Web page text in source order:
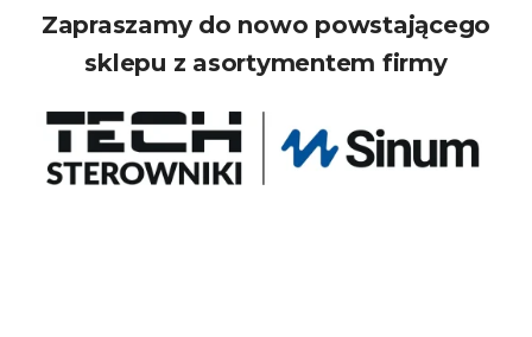
Zapraszamy do nowo powstającego
sklepu z asortymentem firmy